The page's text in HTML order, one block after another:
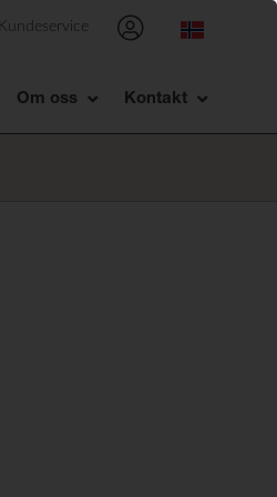
Kundeservice
Om oss Kontakt